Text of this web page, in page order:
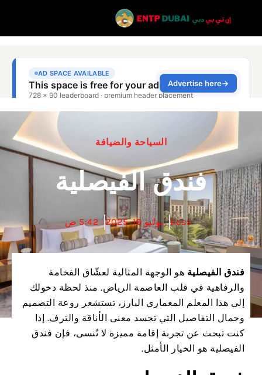
السياحة والضيافة
فندق الفيصلية
boss يوليو 16, 2025 5:42 ص
فندق الفيصلية هو الوجهة المثالية لعشّاق الفخامة
والرفاهية في قلب العاصمة الرياض. منذ لحظة دخولك
إلى هذا المعلم المعماري البارز، تستشعر روعة التصميم
وجمال التفاصيل التي تجسد معنى الأناقة والترف. إذا
كنت تبحث عن تجربة إقامة مميزة لا تُنسى، فإن فندق
الفيصلية هو الخيار الأمثل.